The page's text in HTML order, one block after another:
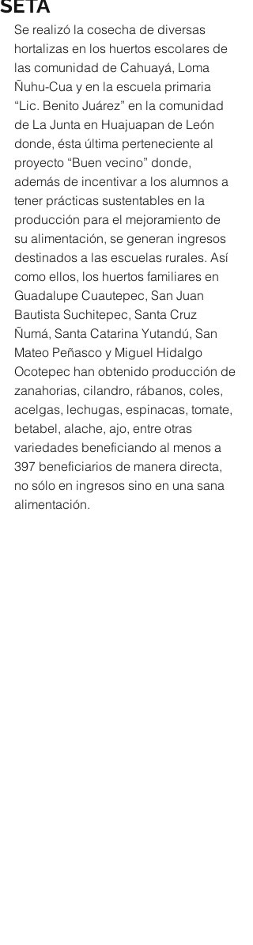
SETA
Se realizó la cosecha de diversas
hortalizas en los huertos escolares de
las comunidad de Cahuayá, Loma
Ñuhu-Cua y en la escuela primaria
“Lic. Benito Juárez” en la comunidad
de La Junta en Huajuapan de León
donde, ésta última perteneciente al
proyecto “Buen vecino” donde,
además de incentivar a los alumnos a
tener prácticas sustentables en la
producción para el mejoramiento de
su alimentación, se generan ingresos
destinados a las escuelas rurales. Así
como ellos, los huertos familiares en
Guadalupe Cuautepec, San Juan
Bautista Suchitepec, Santa Cruz
Ñumá, Santa Catarina Yutandú, San
Mateo Peñasco y Miguel Hidalgo
Ocotepec han obtenido producción de
zanahorias, cilandro, rábanos, coles,
acelgas, lechugas, espinacas, tomate,
betabel, alache, ajo, entre otras
variedades beneficiando al menos a
397 beneficiarios de manera directa,
no sólo en ingresos sino en una sana
alimentación.